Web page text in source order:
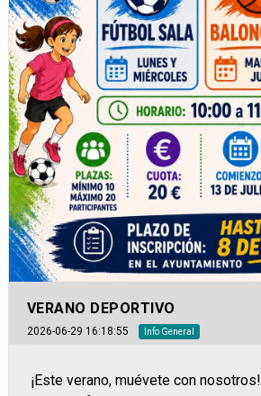
VERANO DEPORTIVO
2026-06-29 16:18:55 Info General
¡Este verano, muévete con nosotros!